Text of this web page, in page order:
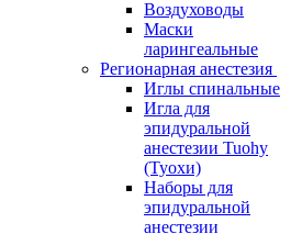
Воздуховоды
Маски
ларингеальные
Регионарная анестезия
Иглы спинальные
Игла для
эпидуральной
анестезии Tuohy
(Туохи)
Наборы для
эпидуральной
анестезии